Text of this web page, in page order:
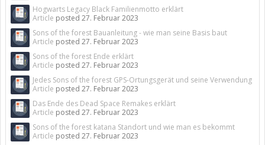
Hogwarts Legacy Black Familienmotto erklärt
Article posted 27. Februar 2023
Sons of the forest Bauanleitung - wie man seine Basis baut
Article posted 27. Februar 2023
Sons of the forest Ende erklärt
Article posted 27. Februar 2023
Jedes Sons of the forest GPS-Ortungsgerät und seine Verwendung
Article posted 27. Februar 2023
Das Ende des Dead Space Remakes erklärt
Article posted 27. Februar 2023
Sons of the forest katana Standort und wie man es bekommt
Article posted 27. Februar 2023